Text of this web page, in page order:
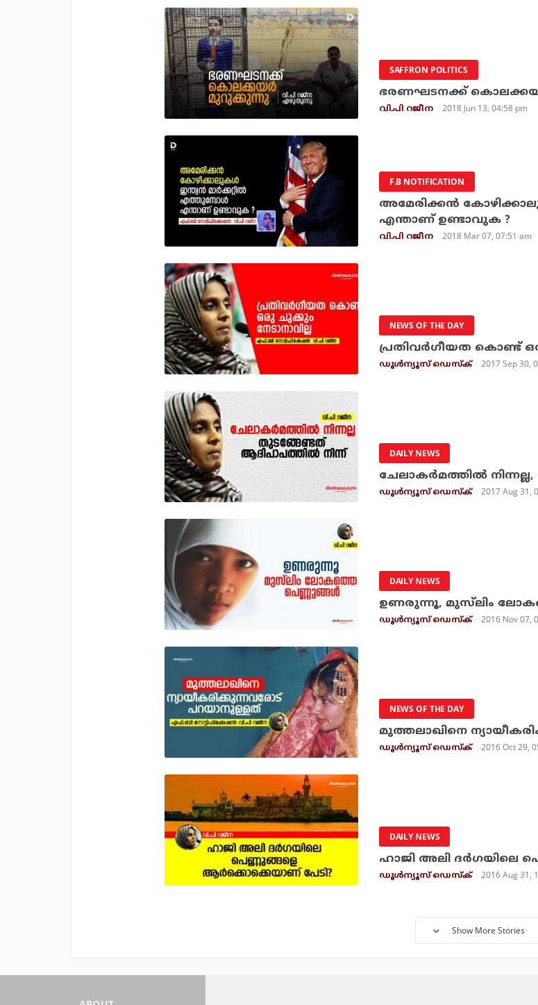
SAFFRON POLITICS
ഭരണഘടനക്ക്
വി.പി റജീന 2018 Jun 13, 04:58 pm
F.B NOTIFICATION
അമേരിക്കന്‍
എന്താണ് ഉണ്ടാവുക ?
വി.പി റജീന 2018 Mar 07, 07:51 am
NEWS OF THE DAY
പ്രതിവര്‍ഗീയത കൊണ്ട്
ഡൂള്‍ന്യൂസ് ഡെസ്‌ക് 2017 Sep 30,
DAILY NEWS
ചേലാകര്‍മത്തില്‍
ഡൂള്‍ന്യൂസ് ഡെസ്‌ക് 2017 Aug 31,
DAILY NEWS
ഉണരുന്നൂ, മുസ്‌ലിം
ഡൂള്‍ന്യൂസ് ഡെസ്‌ക് 2016 Nov 07,
NEWS OF THE DAY
മുത്തലാഖിനെ
ഡൂള്‍ന്യൂസ് ഡെസ്‌ക് 2016 Oct 29,
DAILY NEWS
ഹാജി അലി ദര്‍ഗയിലെ
ഡൂള്‍ന്യൂസ് ഡെസ്‌ക് 2016 Aug 31,
Show More Stories